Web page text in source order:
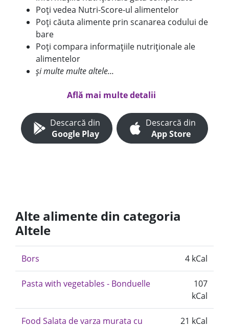
Poți vedea Nutri-Score-ul alimentelor
Poți căuta alimente prin scanarea codului de
bare
Poți compara informațiile nutriționale ale
alimentelor
și multe multe altele...
Află mai multe detalii
Descarcă din
Google Play
Descarcă din
App Store
Alte alimente din categoria
Altele
Bors 4 kCal
Pasta with vegetables - Bonduelle
107
kCal
Food Salata de varza murata cu
21 kCal